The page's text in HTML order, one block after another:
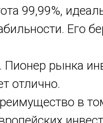
99,99%,
Его
рынка
отлично.
в